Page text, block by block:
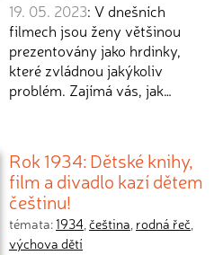
19. 05. 2023: V dnešních
filmech jsou ženy většinou
prezentovány jako hrdinky,
které zvládnou jakýkoliv
problém. Zajímá vás, jak…
Rok 1934: Dětské knihy,
film a divadlo kazí dětem
češtinu!
témata:1934,čeština, rodná řeč,
výchova dětí